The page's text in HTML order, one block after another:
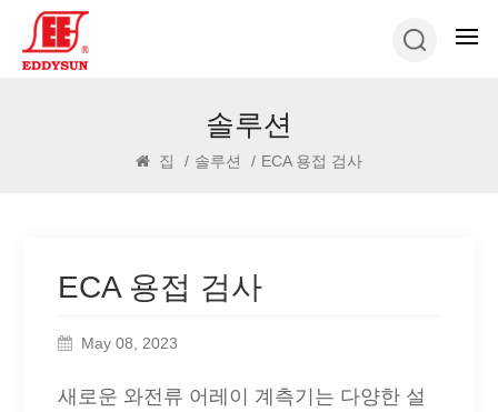
솔루션
집 / 솔루션 / ECA 용접 검사
ECA 용접 검사
May 08, 2023
새로운 와전류 어레이 계측기는 다양한 설